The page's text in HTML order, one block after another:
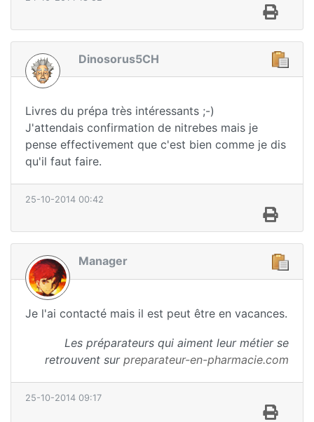
Dinosorus5CH
Livres du prépa très intéressants ;-)
J'attendais confirmation de nitrebes mais je
pense effectivement que c'est bien comme je dis
qu'il faut faire.
25-10-2014 00:42
Manager
Je l'ai contacté mais il est peut être en vacances.
Les préparateurs qui aiment leur métier se
retrouvent sur preparateur-en-pharmacie.com
25-10-2014 09:17